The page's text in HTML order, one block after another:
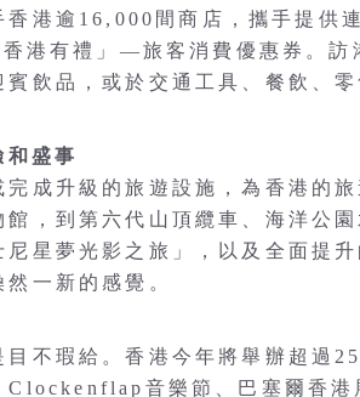
香港逾16,000間商店，攜手提供
港有禮」—旅客消費優惠券。訪
賓飲品，或於交通工具、餐飲、
盛事
完成升級的旅遊設施，為香港的
館，到第六代山頂纜車、海洋公
星夢光影之旅」，以及全面提
一新的感覺。
目不瑕給。香港今年將舉辦超過
Clockenflap音樂節、巴塞爾香